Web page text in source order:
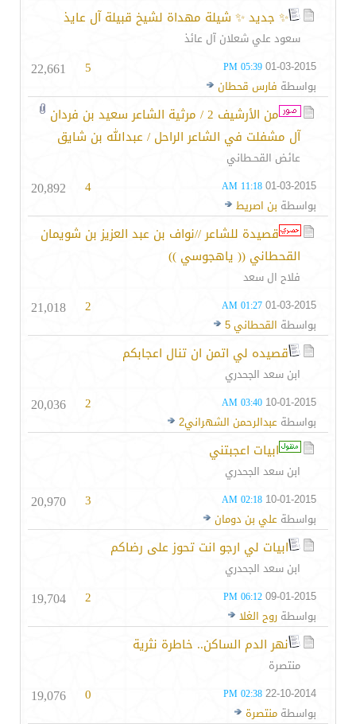
✨ جديد ✨ شيلة مهداة لشيخ قبيلة آل عايذ
سعود علي شعلان آل عائذ
01-03-2015
05:39 PM
بواسطة فارس قحطان
5
22,661
من الأرشيف 2 / مرثية الشاعر سعيد بن فردان
آل مشفلت في الشاعر الراحل / عبدالله بن شايق
عائض القحـطاني
01-03-2015
11:18 AM
بواسطة بن اصريط
4
20,892
قصيدة للشاعر //نواف بن عبد العزيز بن شويمان
القحطاني (( ياهجوسي ))
فلاح ال سعد
01-03-2015
01:27 AM
بواسطة القحطاني 5
2
21,018
قصيده لي اتمن ان تنال اعجابكم
ابن سعد الجحدري
10-01-2015
03:40 AM
بواسطة عبدالرحمن الشهراني2
2
20,036
ابيات اعجبتني
ابن سعد الجحدري
10-01-2015
02:18 AM
بواسطة علي بن دومان
3
20,970
ابيات لي ارجو انت تحوز على رضاكم
ابن سعد الجحدري
09-01-2015
06:12 PM
بواسطة روح الغلا
2
19,704
نهر الدم الساكن.. خاطرة نثرية‎‎
منتصرة
22-10-2014
02:38 PM
بواسطة منتصرة
0
19,076